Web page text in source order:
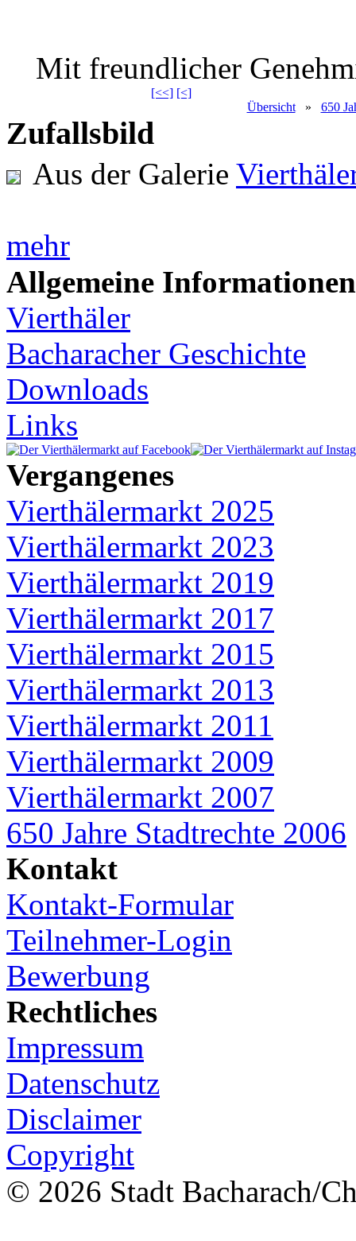
Mit freundlicher
[<<] [<]
Übersicht» 650
Zufallsbild
Aus der Galerie
mehr
Allgemeine Informationen
Vierthäler
Bacharacher Geschichte
Downloads
Links
Vergangenes
Vierthälermarkt 2025
Vierthälermarkt 2023
Vierthälermarkt 2019
Vierthälermarkt 2017
Vierthälermarkt 2015
Vierthälermarkt 2013
Vierthälermarkt 2011
Vierthälermarkt 2009
Vierthälermarkt 2007
650 Jahre Stadtrechte 2006
Kontakt
Kontakt-Formular
Teilnehmer-Login
Bewerbung
Rechtliches
Impressum
Datenschutz
Disclaimer
Copyright
© 2026 Stadt Bacharach/